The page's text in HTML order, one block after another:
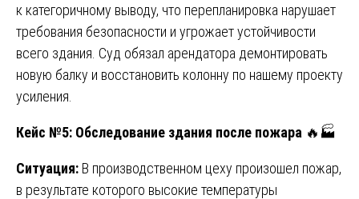
к категоричному выводу, что перепланировка нарушает
требования безопасности и угрожает устойчивости
всего здания. Суд обязал арендатора демонтировать
новую балку и восстановить колонну по нашему проекту
усиления.
Кейс №5: Обследование здания после пожара 🔥🏭
Ситуация: В производственном цеху произошел пожар,
в результате которого высокие температуры